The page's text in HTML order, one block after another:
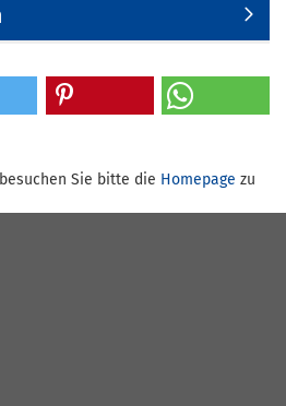
Sie bitte die Homepage zu